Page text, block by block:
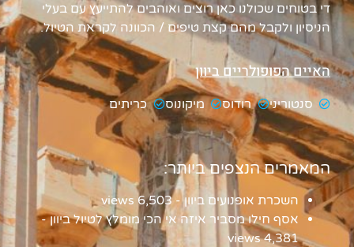
די בטוחים שכולנו כאן רוצים ואוהבים להתייעץ עם בעלי
הניסיון ולקבל מהם קצת טיפים / הכוונה לקראת הטיול.
האיים הפופולריים ביוון
סנטוריני רודוס מיקונוס כריתים
המאמרים הנצפים ביותר:
השכרת אופנועים ביוון- 6,503 views
אסף חילו מסביר איזה אי הכי מומלץ לטיול ביוון-
4,381 views